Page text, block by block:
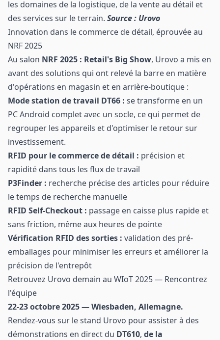
les domaines de la logistique, de la vente au détail et
des services sur le terrain. Source : Urovo
Innovation dans le commerce de détail, éprouvée au
NRF 2025
Au salon NRF 2025 : Retail's Big Show, Urovo a mis en
avant des solutions qui ont relevé la barre en matière
d'opérations en magasin et en arrière-boutique :
Mode station de travail DT66 : se transforme en un
PC Android complet avec un socle, ce qui permet de
regrouper les appareils et d'optimiser le retour sur
investissement.
RFID pour le commerce de détail : précision et
rapidité dans tous les flux de travail
P3Finder : recherche précise des articles pour réduire
le temps de recherche manuelle
RFID Self-Checkout : passage en caisse plus rapide et
sans friction, même aux heures de pointe
Vérification RFID des sorties : validation des pré-
emballages pour minimiser les erreurs et améliorer la
précision de l'entrepôt
Retrouvez Urovo demain au WIoT 2025 — Rencontrez
l'équipe
22-23 octobre 2025 — Wiesbaden, Allemagne.
Rendez-vous sur le stand Urovo pour assister à des
démonstrations en direct du DT610, de la